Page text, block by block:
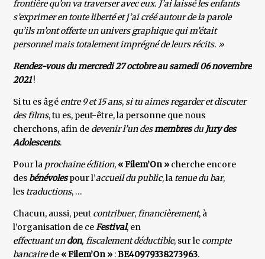
frontière qu’on va traverser avec eux. J’ai laissé les enfants
s’exprimer en toute liberté et j’ai créé autour de la parole
qu’ils m’ont offerte un univers graphique qui m’était
personnel mais totalement imprégné de leurs récits. »
Rendez-vous du mercredi 27 octobre au samedi 06 novembre
2021!
Si tu es âgé entre 9 et 15 ans,si tu aimes regarder et discuter
des films, tu es, peut-être, la personne que nous
cherchons, afin de devenir l’un desmembresduJury des
Adolescents.
Pour la prochaine édition, « Filem’On » cherche encore
des bénévolespour l’accueil du public, la tenue du bar,
les traductions, …
Chacun, aussi, peut contribuer,financièrement, à
l’organisation de ceFestival, en
effectuant undon, fiscalement déductible, sur le compte
bancairede « Filem’On » :BE40979338273963.